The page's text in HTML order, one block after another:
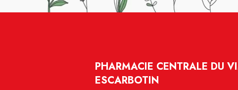
PHARMACIE CENTRALE DU
ESCARBOTIN